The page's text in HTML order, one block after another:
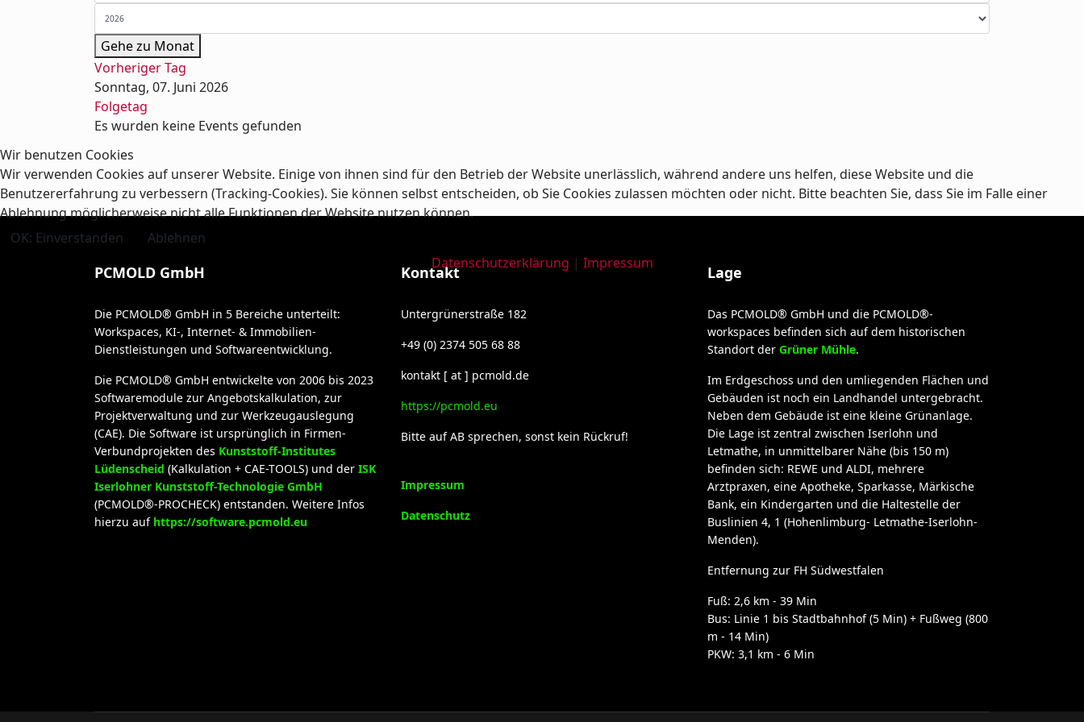
Gehe zu Monat
Vorheriger Tag
Sonntag, 07. Juni 2026
Folgetag
Es wurden keine Events gefunden
PCMOLD GmbH
Die PCMOLD® GmbH in 5 Bereiche unterteilt:
Workspaces, KI-, Internet- & Immobilien-
Dienstleistungen und Softwareentwicklung.
Die PCMOLD® GmbH entwickelte von 2006 bis 2023
Softwaremodule zur Angebotskalkulation, zur
Projektverwaltung und zur Werkzeugauslegung
(CAE). Die Software ist ursprünglich in Firmen-
Verbundprojekten des Kunststoff-Institutes
Lüdenscheid (Kalkulation + CAE-TOOLS) und der ISK
Iserlohner Kunststoff-Technologie GmbH
(PCMOLD®-PROCHECK) entstanden. Weitere Infos
hierzu auf https://software.pcmold.eu
Kontakt
Untergrünerstraße 182
+49 (0) 2374 505 68 88
kontakt [ at ] pcmold.de
https://pcmold.eu
Bitte auf AB sprechen, sonst kein Rückruf!
Impressum
Datenschutz
Lage
Das PCMOLD® GmbH und die PCMOLD®-
workspaces befinden sich auf dem historischen
Standort der Grüner Mühle.
Im Erdgeschoss und den umliegenden Flächen und
Gebäuden ist noch ein Landhandel untergebracht.
Neben dem Gebäude ist eine kleine Grünanlage.
Die Lage ist zentral zwischen Iserlohn und
Letmathe, in unmittelbarer Nähe (bis 150 m)
befinden sich: REWE und ALDI, mehrere
Arztpraxen, eine Apotheke, Sparkasse, Märkische
Bank, ein Kindergarten und die Haltestelle der
Buslinien 4, 1 (Hohenlimburg- Letmathe-Iserlohn-
Menden).
Entfernung zur FH Südwestfalen
Fuß: 2,6 km - 39 Min
Bus: Linie 1 bis Stadtbahnhof (5 Min) + Fußweg (800
m - 14 Min)
PKW: 3,1 km - 6 Min
Wir benutzen Cookies
Wir verwenden Cookies auf unserer Website. Einige von ihnen sind für den Betrieb der Website unerlässlich, während andere uns helfen, diese Website und die
Benutzererfahrung zu verbessern (Tracking-Cookies). Sie können selbst entscheiden, ob Sie Cookies zulassen möchten oder nicht. Bitte beachten Sie, dass Sie im Falle einer
Ablehnung möglicherweise nicht alle Funktionen der Website nutzen können.
OK: Einverstanden
Ablehnen
Datenschutzerklärung | Impressum